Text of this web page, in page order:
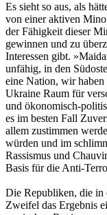
Es sieht so aus, als
von einer aktiven
der Fähigkeit dieser
gewinnen und zu
Interessen gibt.
unfähig, in den
eine Nation, wir haben
Ukraine Raum für
und ökonomisch-
es im besten Fall
allem zustimmen
würden und im
Rassismus und
Basis für die Anti-
Die Republiken, die in
Zweifel das Ergebnis